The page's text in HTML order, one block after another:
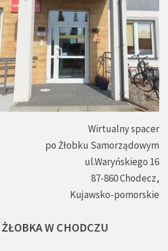
Wirtualny spacer
po Żłobku Samorządowym
ul.Waryńskiego 16
87-860 Chodecz,
Kujawsko-pomorskie
ŻŁOBKAW CHODCZU